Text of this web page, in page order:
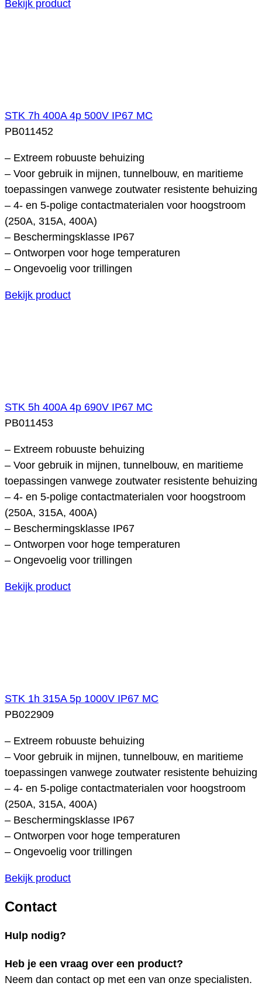
Bekijk product
STK 7h 400A 4p 500V IP67 MC
PB011452
– Extreem robuuste behuizing
– Voor gebruik in mijnen, tunnelbouw, en maritieme
toepassingen vanwege zoutwater resistente behuizing
– 4- en 5-polige contactmaterialen voor hoogstroom
(250A, 315A, 400A)
– Beschermingsklasse IP67
– Ontworpen voor hoge temperaturen
– Ongevoelig voor trillingen
Bekijk product
STK 5h 400A 4p 690V IP67 MC
PB011453
– Extreem robuuste behuizing
– Voor gebruik in mijnen, tunnelbouw, en maritieme
toepassingen vanwege zoutwater resistente behuizing
– 4- en 5-polige contactmaterialen voor hoogstroom
(250A, 315A, 400A)
– Beschermingsklasse IP67
– Ontworpen voor hoge temperaturen
– Ongevoelig voor trillingen
Bekijk product
STK 1h 315A 5p 1000V IP67 MC
PB022909
– Extreem robuuste behuizing
– Voor gebruik in mijnen, tunnelbouw, en maritieme
toepassingen vanwege zoutwater resistente behuizing
– 4- en 5-polige contactmaterialen voor hoogstroom
(250A, 315A, 400A)
– Beschermingsklasse IP67
– Ontworpen voor hoge temperaturen
– Ongevoelig voor trillingen
Bekijk product
Contact
Hulp nodig?
Heb je een vraag over een product?
Neem dan contact op met een van onze specialisten.